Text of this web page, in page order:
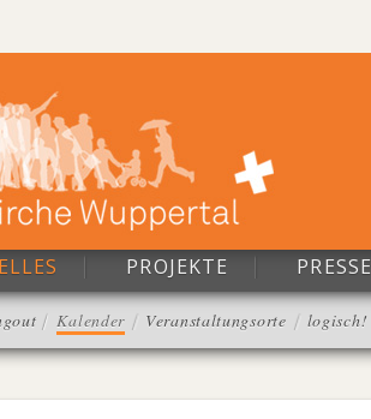
PROJEKTE PRESSE
Kalender Veranstaltungsorte logisch!